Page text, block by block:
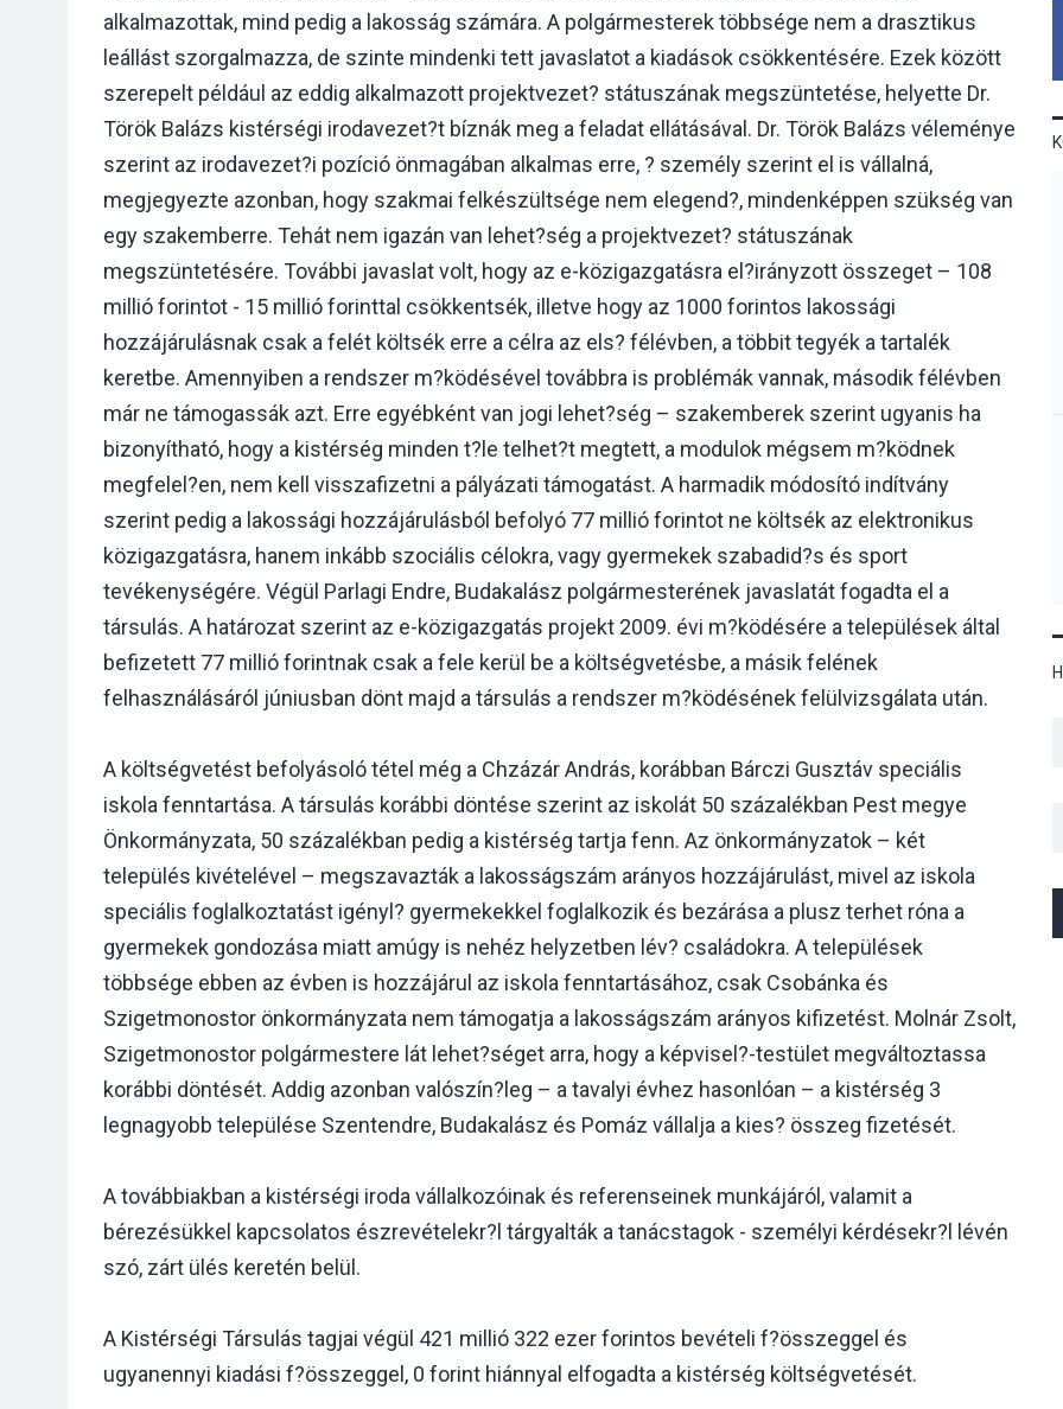
alkalmazottak, mind pedig a lakosság számára. A polgármesterek többsége nem a drasztikus
leállást szorgalmazza, de szinte mindenki tett javaslatot a kiadások csökkentésére. Ezek között
szerepelt például az eddig alkalmazott projektvezet? státuszának megszüntetése, helyette Dr.
Török Balázs kistérségi irodavezet?t bíznák meg a feladat ellátásával. Dr. Török Balázs véleménye
szerint az irodavezet?i pozíció önmagában alkalmas erre, ? személy szerint el is vállalná,
megjegyezte azonban, hogy szakmai felkészültsége nem elegend?, mindenképpen szükség van
egy szakemberre. Tehát nem igazán van lehet?ség a projektvezet? státuszának
megszüntetésére. További javaslat volt, hogy az e-közigazgatásra el?irányzott összeget – 108
millió forintot - 15 millió forinttal csökkentsék, illetve hogy az 1000 forintos lakossági
hozzájárulásnak csak a felét költsék erre a célra az els? félévben, a többit tegyék a tartalék
keretbe. Amennyiben a rendszer m?ködésével továbbra is problémák vannak, második félévben
már ne támogassák azt. Erre egyébként van jogi lehet?ség – szakemberek szerint ugyanis ha
bizonyítható, hogy a kistérség minden t?le telhet?t megtett, a modulok mégsem m?ködnek
megfelel?en, nem kell visszafizetni a pályázati támogatást. A harmadik módosító indítvány
szerint pedig a lakossági hozzájárulásból befolyó 77 millió forintot ne költsék az elektronikus
közigazgatásra, hanem inkább szociális célokra, vagy gyermekek szabadid?s és sport
tevékenységére. Végül Parlagi Endre, Budakalász polgármesterének javaslatát fogadta el a
társulás. A határozat szerint az e-közigazgatás projekt 2009. évi m?ködésére a települések által
befizetett 77 millió forintnak csak a fele kerül be a költségvetésbe, a másik felének
felhasználásáról júniusban dönt majd a társulás a rendszer m?ködésének felülvizsgálata után.
A költségvetést befolyásoló tétel még a Chzázár András, korábban Bárczi Gusztáv speciális
iskola fenntartása. A társulás korábbi döntése szerint az iskolát 50 százalékban Pest megye
Önkormányzata, 50 százalékban pedig a kistérség tartja fenn. Az önkormányzatok – két
település kivételével – megszavazták a lakosságszám arányos hozzájárulást, mivel az iskola
speciális foglalkoztatást igényl? gyermekekkel foglalkozik és bezárása a plusz terhet róna a
gyermekek gondozása miatt amúgy is nehéz helyzetben lév? családokra. A települések
többsége ebben az évben is hozzájárul az iskola fenntartásához, csak Csobánka és
Szigetmonostor önkormányzata nem támogatja a lakosságszám arányos kifizetést. Molnár Zsolt,
Szigetmonostor polgármestere lát lehet?séget arra, hogy a képvisel?-testület megváltoztassa
korábbi döntését. Addig azonban valószín?leg – a tavalyi évhez hasonlóan – a kistérség 3
legnagyobb települése Szentendre, Budakalász és Pomáz vállalja a kies? összeg fizetését.
A továbbiakban a kistérségi iroda vállalkozóinak és referenseinek munkájáról, valamit a
bérezésükkel kapcsolatos észrevételekr?l tárgyalták a tanácstagok - személyi kérdésekr?l lévén
szó, zárt ülés keretén belül.
A Kistérségi Társulás tagjai végül 421 millió 322 ezer forintos bevételi f?összeggel és
ugyanennyi kiadási f?összeggel, 0 forint hiánnyal elfogadta a kistérség költségvetését.